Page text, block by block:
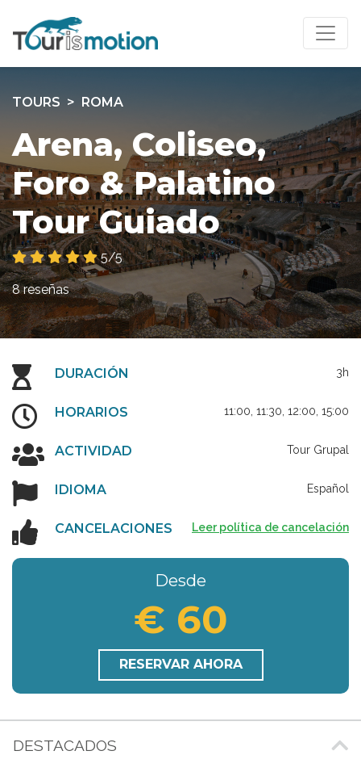
TOURS ROMA
Arena, Coliseo,
Foro & Palatino
Tour Guiado
5/5
8 reseñas
DURACIÓN 3h
HORARIOS 11:00, 11:30, 12:00, 15:00
ACTIVIDAD Tour Grupal
IDIOMA Español
CANCELACIONES Leer política de cancelación
Desde
€ 60
RESERVAR AHORA
DESTACADOS